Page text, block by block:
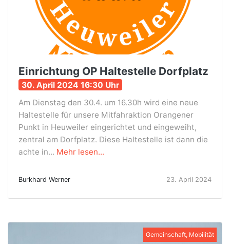
Einrichtung OP Haltestelle Dorfplatz
30. April 2024 16:30 Uhr
Am Dienstag den 30.4. um 16.30h wird eine neue
Haltestelle für unsere Mitfahraktion Orangener
Punkt in Heuweiler eingerichtet und eingeweiht,
zentral am Dorfplatz. Diese Haltestelle ist dann die
achte in... Mehr lesen...
Burkhard Werner 23. April 2024
Gemeinschaft, Mobilität